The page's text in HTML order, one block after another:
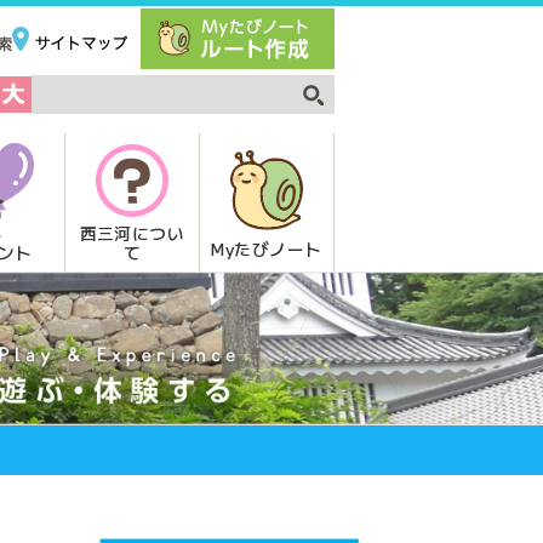
ト
西三河につい
て
Myたびノート